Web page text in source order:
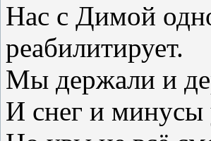
Нас с Димой
реабилитирует.
Мы держали и
И снег и минусы